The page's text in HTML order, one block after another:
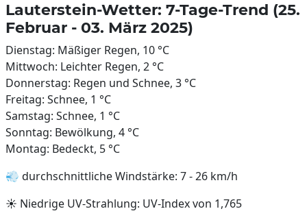
Lauterstein-Wetter: 7-Tage-Trend (25.
Februar - 03. März 2025)
Dienstag: Mäßiger Regen, 10 °C
Mittwoch: Leichter Regen, 2 °C
Donnerstag: Regen und Schnee, 3 °C
Freitag: Schnee, 1 °C
Samstag: Schnee, 1 °C
Sonntag: Bewölkung, 4 °C
Montag: Bedeckt, 5 °C
💨 durchschnittliche Windstärke: 7 - 26 km/h
☀️ Niedrige UV-Strahlung: UV-Index von 1,765